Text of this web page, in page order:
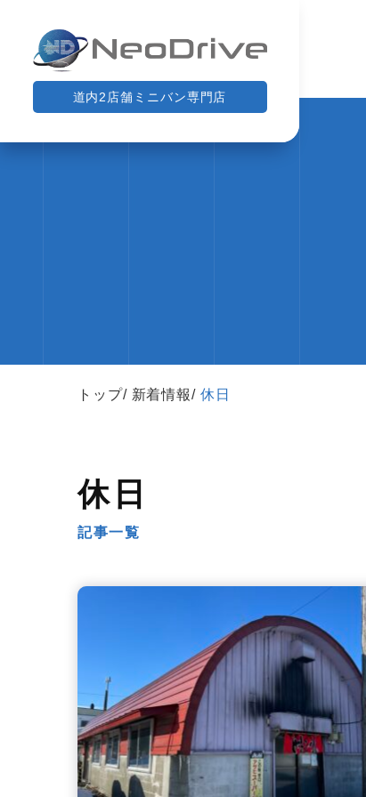
道内2店舗ミニバン専門店
トップ 新着情報 休日
休日
記事一覧